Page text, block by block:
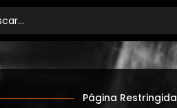
Página Restringida